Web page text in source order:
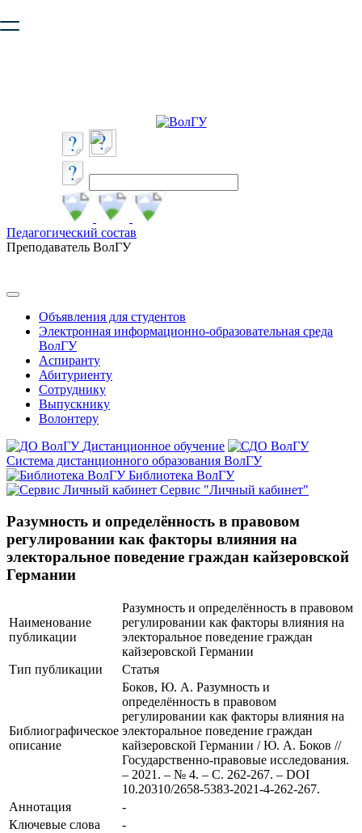
безопасную работу с сайтом. Пожалуйста
Педагогический состав
Преподаватель ВолГУ
Объявления для студентов
Электронная информационно-образовательная среда
ВолГУ
Аспиранту
Абитуриенту
Сотруднику
Выпускнику
Волонтеру
Дистанционное обучение
Система дистанционного образования ВолГУ
Библиотека ВолГУ
Сервис "Личный кабинет"
Разумность и определённость в правовом
регулировании как факторы влияния на
электоральное поведение граждан кайзеровской
Германии
Наименование
публикации
Разумность и определённость в правовом
регулировании как факторы влияния на
электоральное поведение граждан
кайзеровской Германии
Тип публикации
Статья
Библиографическое
описание
Боков, Ю. А. Разумность и
определённость в правовом
регулировании как факторы влияния на
электоральное поведение граждан
кайзеровской Германии / Ю. А. Боков //
Государственно-правовые исследования.
– 2021. – № 4. – С. 262-267. – DOI
10.20310/2658-5383-2021-4-262-267.
Аннотация
-
Ключевые cлова
-